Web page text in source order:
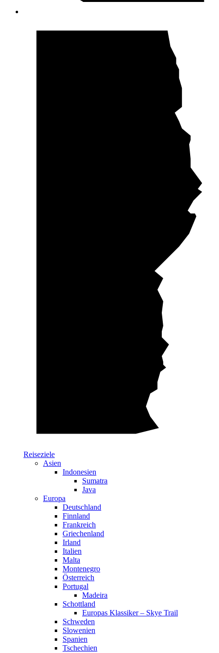
Reiseziele
Asien
Indonesien
Sumatra
Java
Europa
Deutschland
Finnland
Frankreich
Griechenland
Irland
Italien
Malta
Montenegro
Österreich
Portugal
Madeira
Schottland
Europas Klassiker – Skye Trail
Schweden
Slowenien
Spanien
Tschechien